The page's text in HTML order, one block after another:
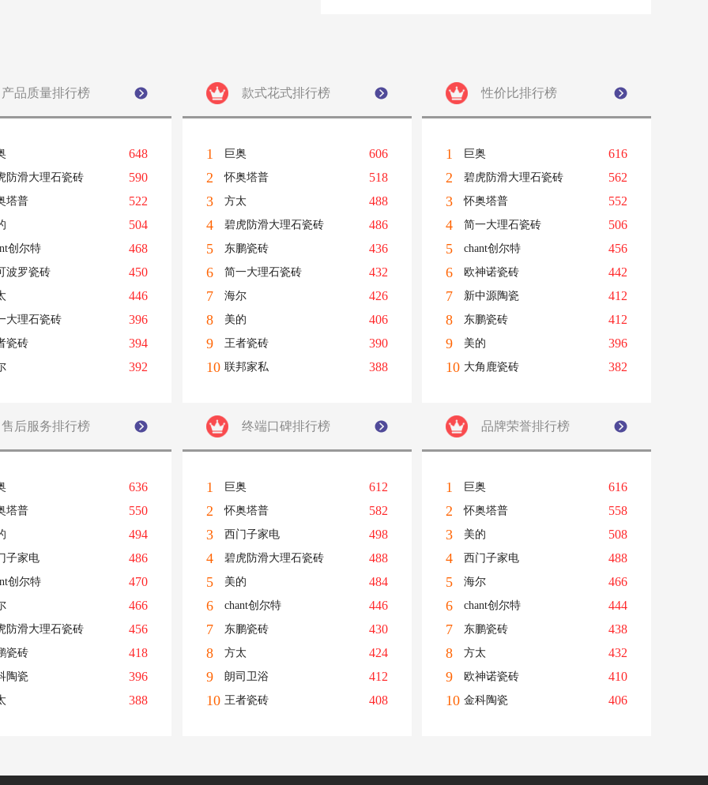
产品质量排行榜
648
防滑大理石瓷砖 590
塔普 522
504
创尔特 468
波罗瓷砖 450
446
大理石瓷砖 396
瓷砖 394
392
款式花式排行榜
1 巨奥 606
2 怀奥塔普 518
3 方太 488
4 碧虎防滑大理石瓷砖 486
5 东鹏瓷砖 436
6 简一大理石瓷砖 432
7 海尔 426
8 美的 406
9 王者瓷砖 390
10 联邦家私 388
性价比排行榜
1 巨奥 616
2 碧虎防滑大理石瓷砖 562
3 怀奥塔普 552
4 简一大理石瓷砖 506
5 chant创尔特 456
6 欧神诺瓷砖 442
7 新中源陶瓷 412
8 东鹏瓷砖 412
9 美的 396
10 大角鹿瓷砖 382
售后服务排行榜
636
塔普 550
494
子家电 486
创尔特 470
466
防滑大理石瓷砖 456
瓷砖 418
陶瓷 396
388
终端口碑排行榜
1 巨奥 612
2 怀奥塔普 582
3 西门子家电 498
4 碧虎防滑大理石瓷砖 488
5 美的 484
6 chant创尔特 446
7 东鹏瓷砖 430
8 方太 424
9 朗司卫浴 412
10 王者瓷砖 408
品牌荣誉排行榜
1 巨奥 616
2 怀奥塔普 558
3 美的 508
4 西门子家电 488
5 海尔 466
6 chant创尔特 444
7 东鹏瓷砖 438
8 方太 432
9 欧神诺瓷砖 410
10 金科陶瓷 406